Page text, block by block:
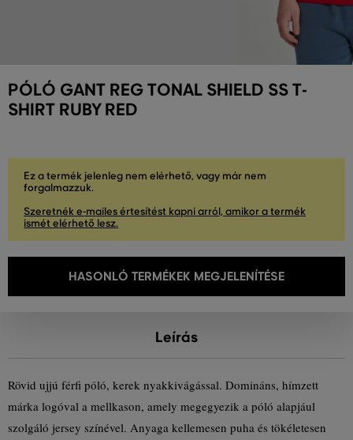
PÓLÓ GANT REG TONAL SHIELD SS T-
SHIRT RUBY RED
Ez a termék jelenleg nem elérhető, vagy már nem
forgalmazzuk.
Szeretnék e-mailes értesítést kapni arról, amikor a termék
ismét elérhető lesz.
HASONLÓ TERMÉKEK MEGJELENÍTÉSE
Leírás
Rövid ujjú férfi póló, kerek nyakkivágással. Domináns, hímzett
márka logóval a mellkason, amely megegyezik a póló alapjául
szolgáló jersey színével. Anyaga kellemesen puha és tökéletesen